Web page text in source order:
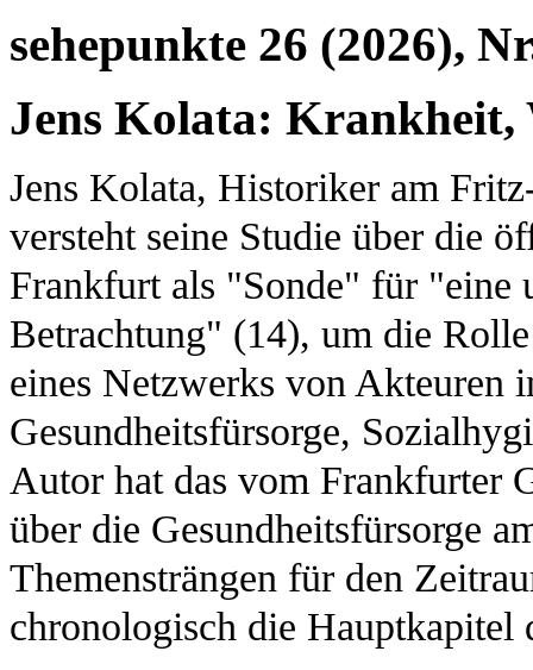
sehepunkte 26 (2026),
Jens Kolata: Krankheit,
Jens Kolata, Historiker am
versteht seine Studie über die
Frankfurt als "Sonde" für "eine
Betrachtung" (14), um die
eines Netzwerks von Akteuren
Gesundheitsfürsorge,
Autor hat das vom Frankfurter
über die Gesundheitsfürsorge
Themensträngen für den
chronologisch die Hauptkapitel